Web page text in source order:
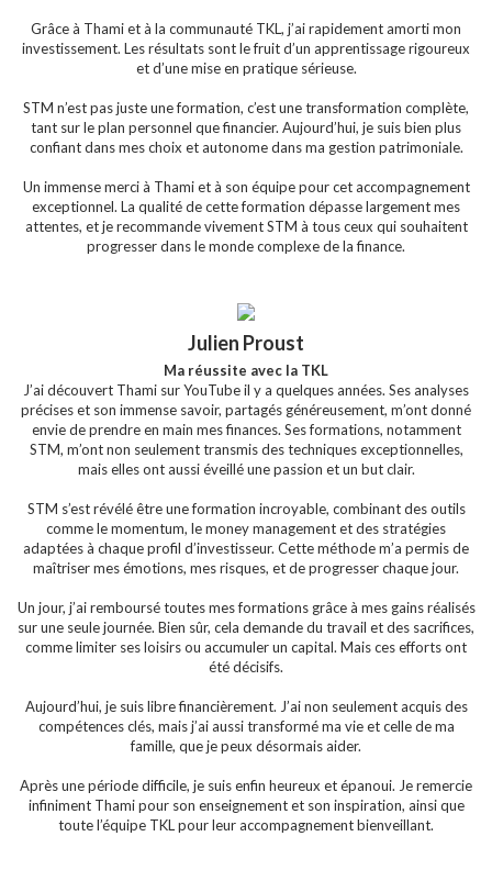
Grâce à Thami et à la communauté TKL, j’ai rapidement amorti mon
investissement. Les résultats sont le fruit d’un apprentissage rigoureux
et d’une mise en pratique sérieuse.
STM n’est pas juste une formation, c’est une transformation complète,
tant sur le plan personnel que financier. Aujourd’hui, je suis bien plus
confiant dans mes choix et autonome dans ma gestion patrimoniale.
Un immense merci à Thami et à son équipe pour cet accompagnement
exceptionnel. La qualité de cette formation dépasse largement mes
attentes, et je recommande vivement STM à tous ceux qui souhaitent
progresser dans le monde complexe de la finance.
Julien Proust
Ma réussite avec la TKL
J’ai découvert Thami sur YouTube il y a quelques années. Ses analyses
précises et son immense savoir, partagés généreusement, m’ont donné
envie de prendre en main mes finances. Ses formations, notamment
STM, m’ont non seulement transmis des techniques exceptionnelles,
mais elles ont aussi éveillé une passion et un but clair.
STM s’est révélé être une formation incroyable, combinant des outils
comme le momentum, le money management et des stratégies
adaptées à chaque profil d’investisseur. Cette méthode m’a permis de
maîtriser mes émotions, mes risques, et de progresser chaque jour.
Un jour, j’ai remboursé toutes mes formations grâce à mes gains réalisés
sur une seule journée. Bien sûr, cela demande du travail et des sacrifices,
comme limiter ses loisirs ou accumuler un capital. Mais ces efforts ont
été décisifs.
Aujourd’hui, je suis libre financièrement. J’ai non seulement acquis des
compétences clés, mais j’ai aussi transformé ma vie et celle de ma
famille, que je peux désormais aider.
Après une période difficile, je suis enfin heureux et épanoui. Je remercie
infiniment Thami pour son enseignement et son inspiration, ainsi que
toute l’équipe TKL pour leur accompagnement bienveillant.